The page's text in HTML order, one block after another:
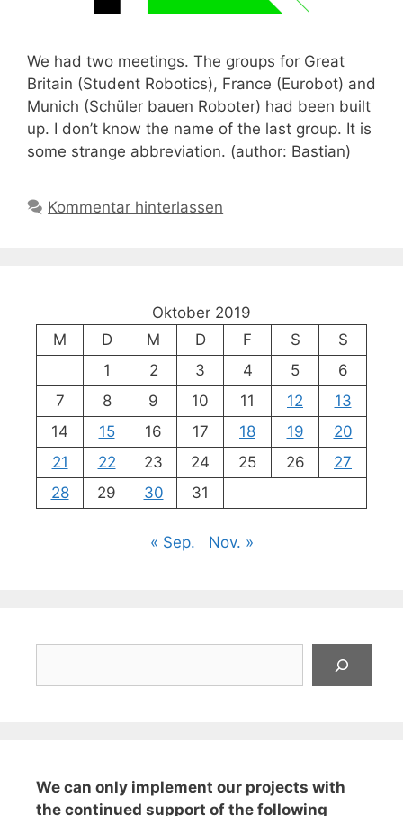
We had two meetings. The groups for Great
Britain (Student Robotics), France (Eurobot) and
Munich (Schüler bauen Roboter) had been built
up. I don’t know the name of the last group. It is
some strange abbreviation. (author: Bastian)
Kommentar hinterlassen
Oktober 2019
M
D M D F S
S
1
2 3 4 5
6
7
8 9 10 11 12
13
14
15 16 17 18 19
20
21
22 23 24 25 26
27
28
29 30 31
« Sep. Nov. »
We can only implement our projects with
the continued support of the following